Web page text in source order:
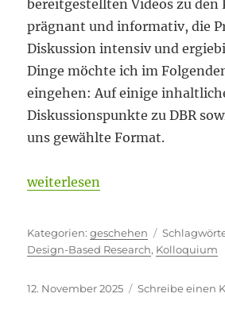
bereitgestellten Videos zu den
prägnant und informativ, die
Diskussion intensiv und
Dinge möchte ich im
eingehen: Auf einige
Diskussionspunkte zu DBR
uns gewählte Format.
„Mit einfachen Mitteln“
weiterlesen
Kategorien
geschehen
Design-Based Research, Kolloquium
Veröffentlicht
12. November 2025 Schreibe einen